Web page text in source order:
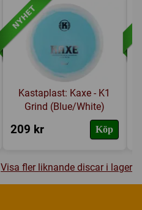
Kastaplast: Kaxe - K1
Grind (Blue/White)
209 kr Köp
Visa fler liknande discar i lager